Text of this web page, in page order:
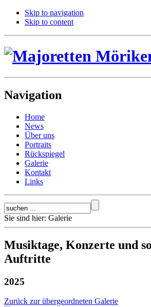
Skip to navigation
Skip to content
Navigation
Home
News
Über uns
Portraits
Rückspiegel
Galerie
Kontakt
Links
Sie sind hier: Galerie
Musiktage, Konzerte und
Auftritte
2025
Zurück zur übergeordneten Galerie